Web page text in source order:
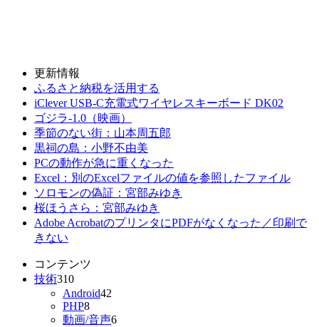
更新情報
ふるさと納税を活用する
iClever USB-C充電式ワイヤレスキーボード DK02
ゴジラ-1.0（映画）
季節のない街：山本周五郎
黒祠の島：小野不由美
PCの動作が急に重くなった
Excel：別のExcelファイルの値を参照したファイル
ソロモンの偽証：宮部みゆき
桜ほうさら：宮部みゆき
Adobe AcrobatのプリンタにPDFがなくなった／印刷で
きない
コンテンツ
技術310
Android42
PHP8
動画/音声6